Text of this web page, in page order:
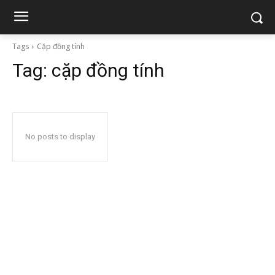
Tags Cặp đồng tính
Tag: cặp đồng tính
No posts to display